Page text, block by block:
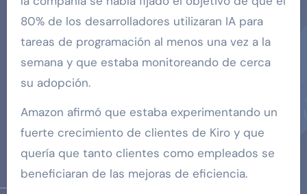
80% de los desarrolladores utilizaran IA para
tareas de programación al menos una vez a la
semana y que estaba monitoreando de cerca
su adopción.
Amazon afirmó que estaba experimentando un
fuerte crecimiento de clientes de Kiro y que
quería que tanto clientes como empleados se
beneficiaran de las mejoras de eficiencia.